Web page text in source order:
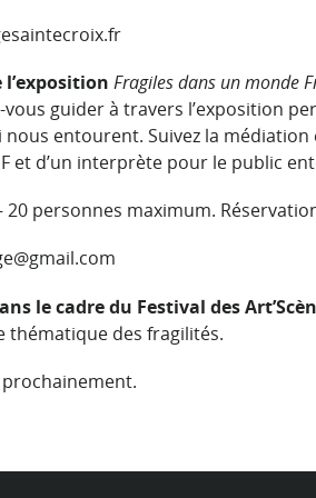
Fragiles dans un monde
vous guider à travers l’exposition
entourent. Suivez la médiation
et d’un interprète pour le public
20 personnes maximum.
le cadre du Festival des
thématique des fragilités.